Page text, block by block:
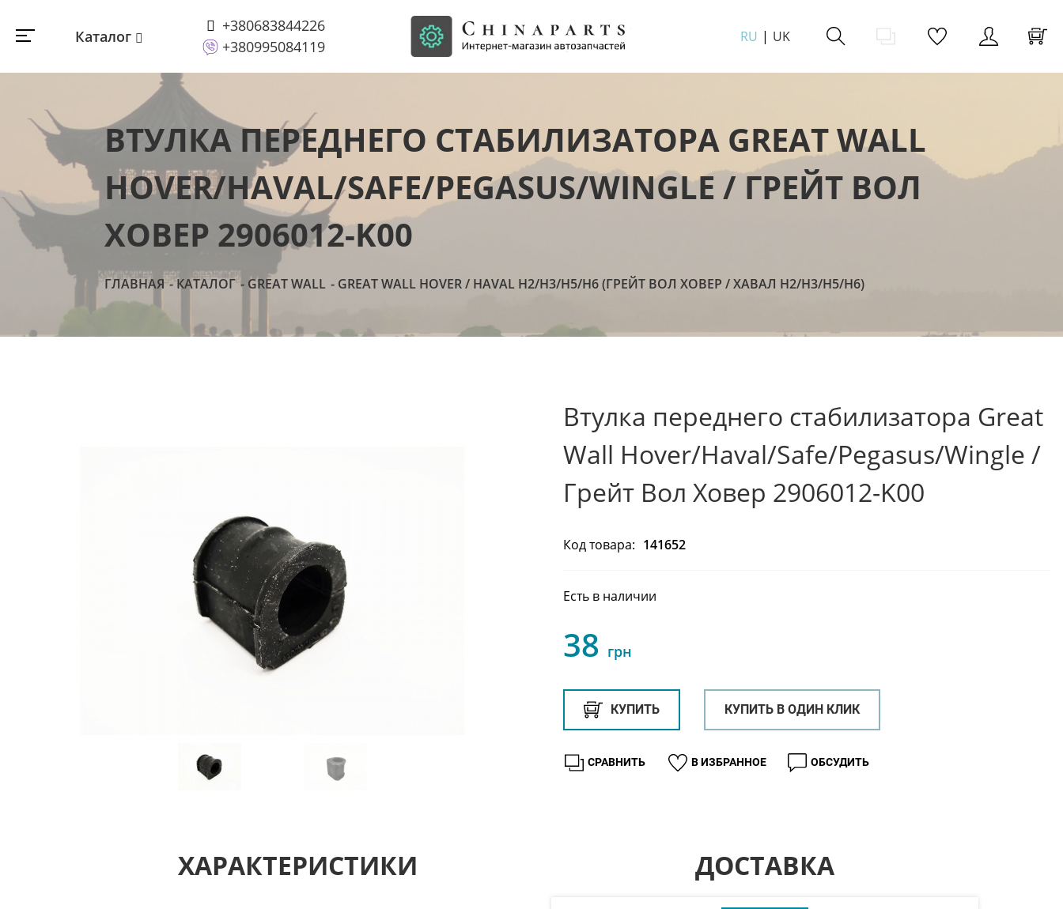
Каталог
+380683844226
+380995084119
RU UK
ВТУЛКА ПЕРЕДНЕГО СТАБИЛИЗАТОРА GREAT WALL
HOVER/HAVAL/SAFE/PEGASUS/WINGLE / ГРЕЙТ ВОЛ
ХОВЕР 2906012-K00
ГЛАВНАЯ КАТАЛОГ GREAT WALL GREAT WALL HOVER / HAVAL H2/H3/Н5/Н6 (ГРЕЙТ ВОЛ ХОВЕР / ХАВАЛ H2/H3/Н5/Н6)
Втулка переднего стабилизатора Great
Wall Hover/Haval/Safe/Pegasus/Wingle /
Грейт Вол Ховер 2906012-K00
Код товара: 141652
Есть в наличии
38 грн
КУПИТЬ КУПИТЬ В ОДИН КЛИК
В ИЗБРАННОЕ
СРАВНИТЬ ОБСУДИТЬ
ХАРАКТЕРИСТИКИ ДОСТАВКА